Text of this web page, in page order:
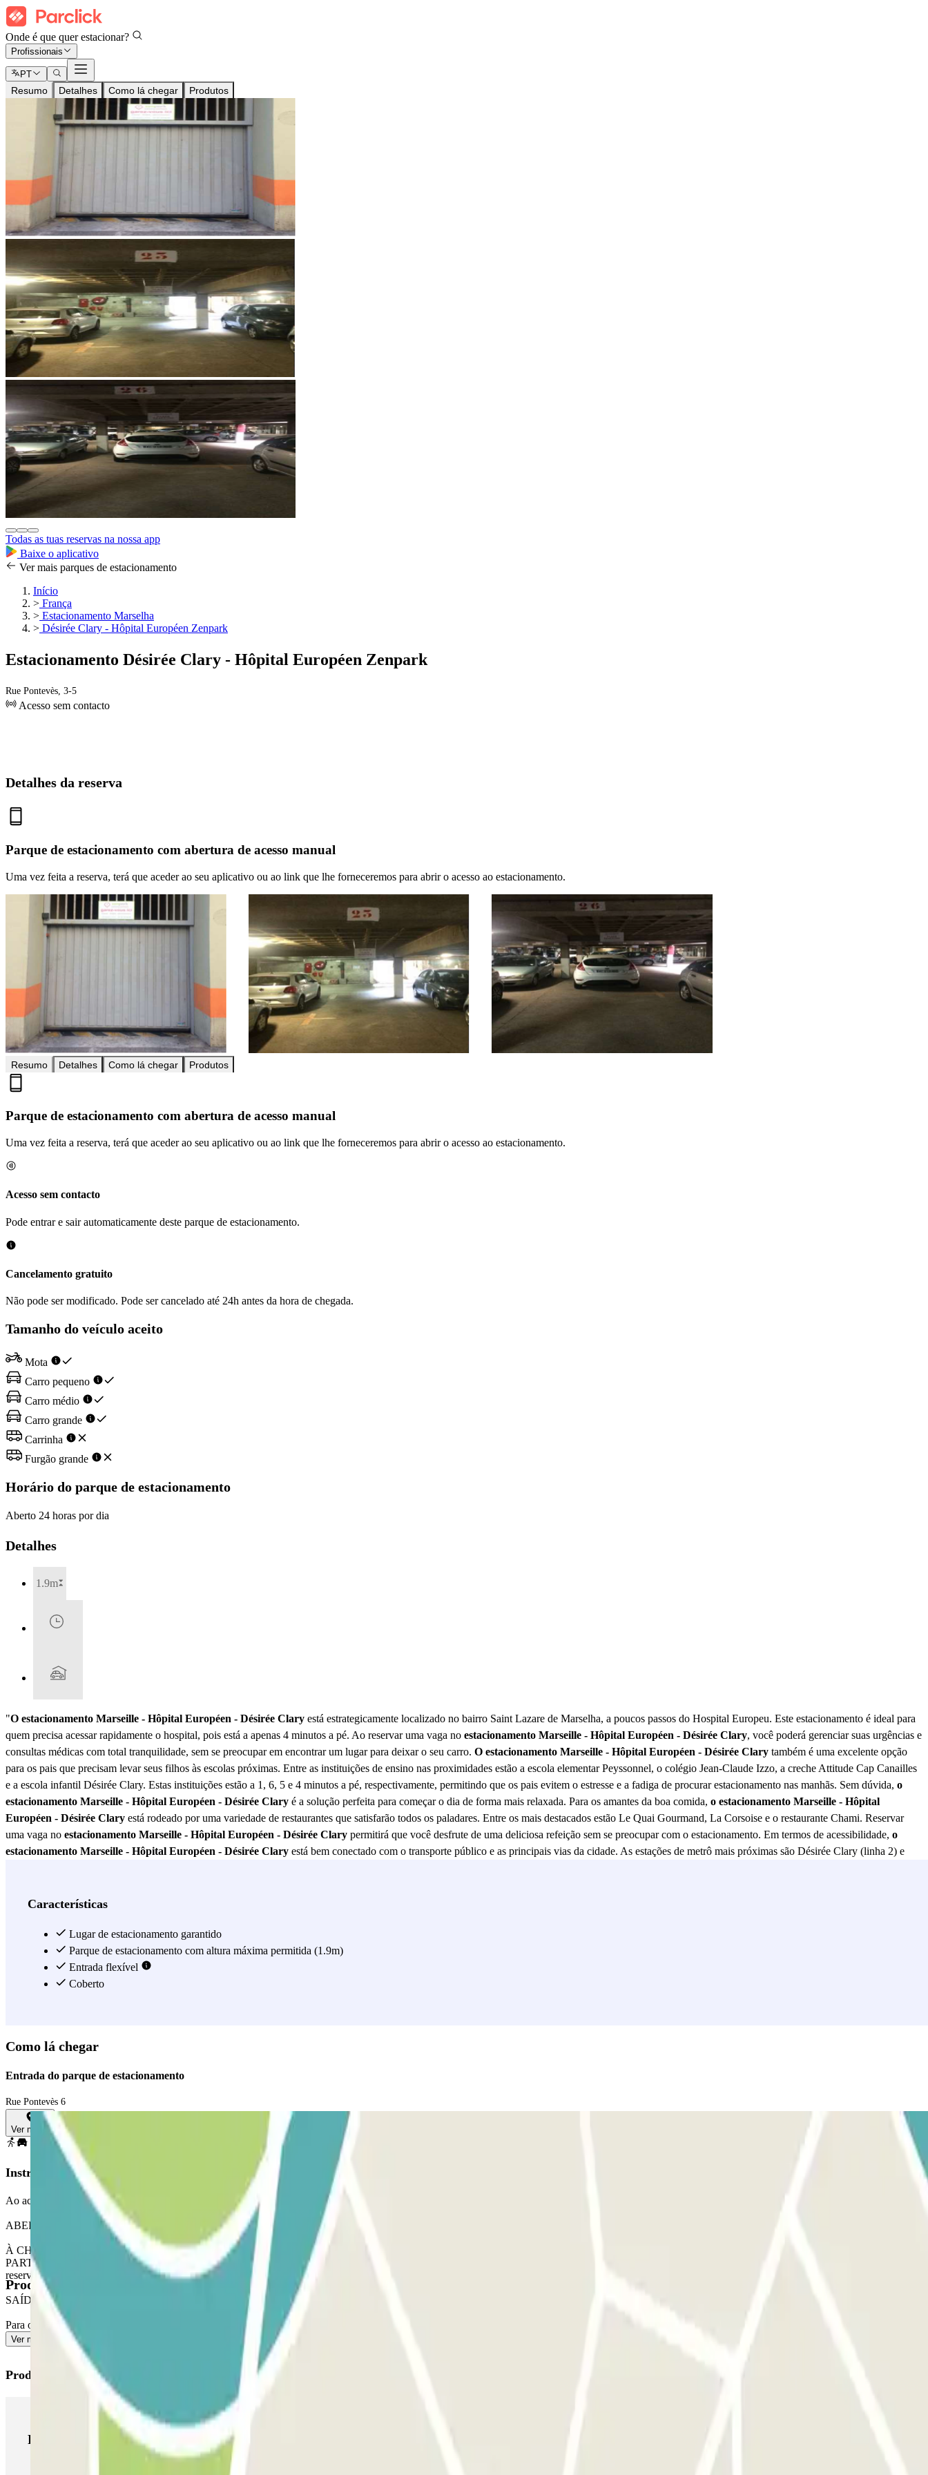
Onde é que quer estacionar?
Profissionais
PT
Resumo Detalhes Como lá chegar Produtos
Todas as tuas reservas na nossa app
Baixe o aplicativo
Ver mais parques de estacionamento
Início
> França
> Estacionamento Marselha
> Désirée Clary - Hôpital Européen Zenpark
Estacionamento Désirée Clary - Hôpital Européen Zenpark
Rue Pontevès, 3-5
Acesso sem contacto
Detalhes da reserva
Parque de estacionamento com abertura de acesso manual
Uma vez feita a reserva, terá que aceder ao seu aplicativo ou ao link que lhe forneceremos para abrir o acesso ao estacionamento.
Resumo Detalhes Como lá chegar Produtos
Parque de estacionamento com abertura de acesso manual
Uma vez feita a reserva, terá que aceder ao seu aplicativo ou ao link que lhe forneceremos para abrir o acesso ao estacionamento.
Acesso sem contacto
Pode entrar e sair automaticamente deste parque de estacionamento.
Cancelamento gratuito
Não pode ser modificado. Pode ser cancelado até 24h antes da hora de chegada.
Tamanho do veículo aceito
Mota
Carro pequeno
Carro médio
Carro grande
Carrinha
Furgão grande
Horário do parque de estacionamento
Aberto 24 horas por dia
Detalhes
1.9m
"O estacionamento Marseille - Hôpital Européen - Désirée Clary está estrategicamente localizado no bairro Saint Lazare de Marselha, a poucos passos do Hospital Europeu. Este estacionamento é ideal para
quem precisa acessar rapidamente o hospital, pois está a apenas 4 minutos a pé. Ao reservar uma vaga no estacionamento Marseille - Hôpital Européen - Désirée Clary, você poderá gerenciar suas urgências e
consultas médicas com total tranquilidade, sem se preocupar em encontrar um lugar para deixar o seu carro. O estacionamento Marseille - Hôpital Européen - Désirée Clary também é uma excelente opção
para os pais que precisam levar seus filhos às escolas próximas. Entre as instituições de ensino nas proximidades estão a escola elementar Peyssonnel, o colégio Jean-Claude Izzo, a creche Attitude Cap Canailles
e a escola infantil Désirée Clary. Estas instituições estão a 1, 6, 5 e 4 minutos a pé, respectivamente, permitindo que os pais evitem o estresse e a fadiga de procurar estacionamento nas manhãs. Sem dúvida, o
estacionamento Marseille - Hôpital Européen - Désirée Clary é a solução perfeita para começar o dia de forma mais relaxada. Para os amantes da boa comida, o estacionamento Marseille - Hôpital
Européen - Désirée Clary está rodeado por uma variedade de restaurantes que satisfarão todos os paladares. Entre os mais destacados estão Le Quai Gourmand, La Corsoise e o restaurante Chami. Reservar
uma vaga no estacionamento Marseille - Hôpital Européen - Désirée Clary permitirá que você desfrute de uma deliciosa refeição sem se preocupar com o estacionamento. Em termos de acessibilidade, o
estacionamento Marseille - Hôpital Européen - Désirée Clary está bem conectado com o transporte público e as principais vias da cidade. As estações de metrô mais próximas são Désirée Clary (linha 2) e
Hôpital Européen - Désirée Clary
Ver mais
Características
Lugar de estacionamento garantido
Parque de estacionamento com altura máxima permitida (1.9m)
Entrada flexível
Coberto
Como lá chegar
Entrada do parque de estacionamento
Rue Pontevès 6
Ver mapa
Instruções
Ao aceder ao parque de estacionamento, não se esqueça de verificar a secção ""Informações importantes"". O acesso a este parque de estacionamento faz-se através da nossa aplicação.
ABERTURA ATRAVÉS DA APLICAÇÃO PARCLICK
À CHEGADA: A partir da aplicação ou através do link da sua reserva, utilize o botão fornecido para abrir a entrada. Certifique-se de que se encontra em frente à entrada correcta antes de ativar o botão. À
PARTIDA: Uma vez entrado, receberá o botão para abrir a saída. O processo é idêntico ao da entrada. PERMISSÃO DE MARGEM: Pode aceder ao parque de estacionamento até 30 minutos antes da sua
reserva, mas ser-lhe-á cobrado este tempo suplementar.
SAÍDA PARA PEÕES
Para o acesso pedonal, consulte a nossa secção ""Informações importantes"".
Ver mais
Produtos disponíveis
Produtos Parclick
Produtos Parclick